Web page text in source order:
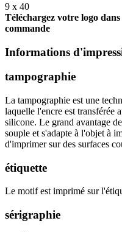
9 x 40
Téléchargez votre logo
commande
Informations
tampographie
La tampographie est une
laquelle l'encre est transférée
silicone. Le grand avantage
souple et s'adapte à l'objet à
d'imprimer sur des surfaces
étiquette
Le motif est imprimé sur
sérigraphie